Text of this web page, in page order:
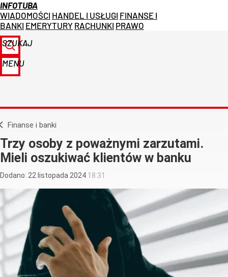
INFOTUBA
WIADOMOŚCI HANDEL I USŁUGI FINANSE I
BANKI EMERYTURY RACHUNKI PRAWO
SZUKAJ
MENU
Finanse i banki
Trzy osoby z poważnymi zarzutami.
Mieli oszukiwać klientów w banku
Dodano: 22 listopada 2024 18:31